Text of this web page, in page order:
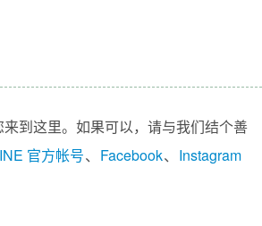
到这里。如果可以，请与我们结个善
官方帐号、 Facebook、 Instagram